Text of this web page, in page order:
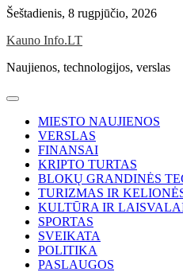
Skip
content
Šeštadienis, 8 rugpjūčio, 2026
Kauno Info.LT
Naujienos, technologijos, verslas
MIESTO NAUJIENOS
VERSLAS
FINANSAI
KRIPTO TURTAS
BLOKŲ GRANDINĖS
TURIZMAS IR
KULTŪRA IR
SPORTAS
SVEIKATA
POLITIKA
PASLAUGOS